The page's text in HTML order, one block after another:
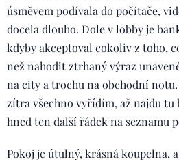
úsměvem podívala do počítače,
docela dlouho. Dole v lobby je
kdyby akceptoval cokoliv z toho,
než nahodit ztrhaný výraz
na city a trochu na obchodní
zítra všechno vyřídím, až najdu tu
hned ten další řádek na seznamu
Pokoj je útulný, krásná koupelna,